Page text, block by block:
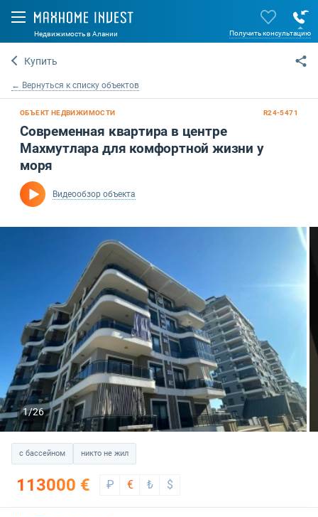
Недвижимость в Алании Получить консультацию
Купить
← Вернуться к списку объектов
ОБЪЕКТ НЕДВИЖИМОСТИ R24-5471
Современная квартира в центре
Махмутлара для комфортной жизни у
моря
Видеообзор объекта
1/26
с бассейном никто не жил
113000 € ₽ € ₺ $